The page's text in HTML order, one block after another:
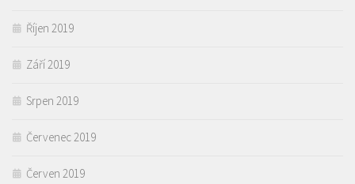
Říjen 2019
Září 2019
Srpen 2019
Červenec 2019
Červen 2019